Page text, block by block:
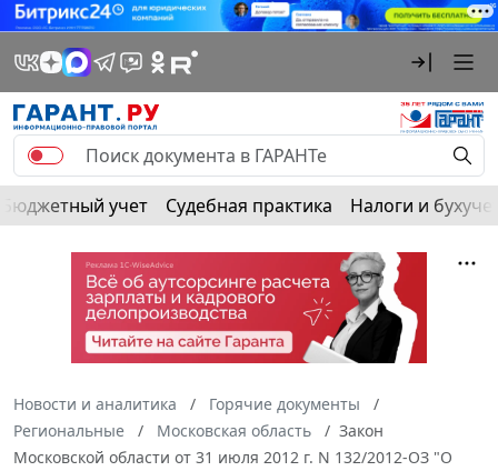
Бюджетный учет Судебная практика Налоги и
Новости и аналитика
Горячие документы
Региональные
Московская область
Закон
Московской области от 31 июля 2012 г. N 132/2012-ОЗ "О